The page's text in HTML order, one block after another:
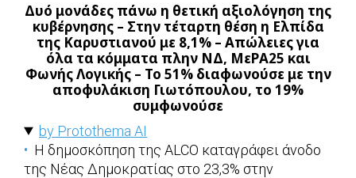
Δυό μονάδες πάνω η θετική αξιολόγηση της
κυβέρνησης – Στην τέταρτη θέση η Ελπίδα
της Καρυστιανού με 8,1% – Απώλειες για
όλα τα κόμματα πλην ΝΔ, ΜεΡΑ25 και
Φωνής Λογικής – Το 51% διαφωνούσε με την
αποφυλάκιση Γιωτόπουλου, το 19%
συμφωνούσε
by Protothema AI
Η δημοσκόπηση της ALCO καταγράφει άνοδο
της Νέας Δημοκρατίας στο 23,3% στην